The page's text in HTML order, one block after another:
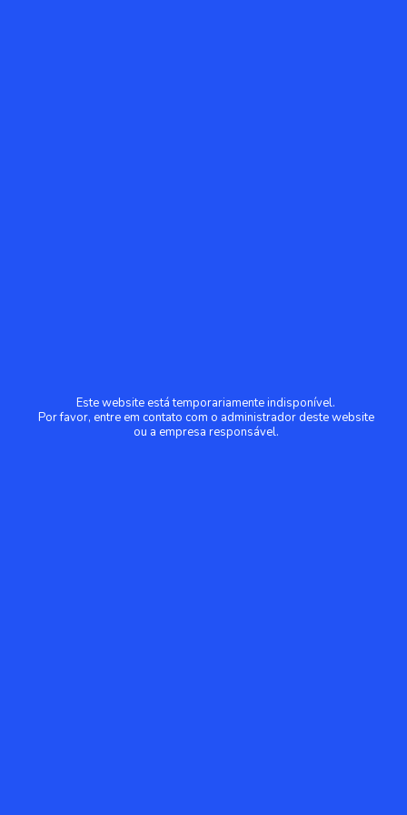
Este website está temporariamente indisponível.
Por favor, entre em contato com o administrador deste website
ou a empresa responsável.